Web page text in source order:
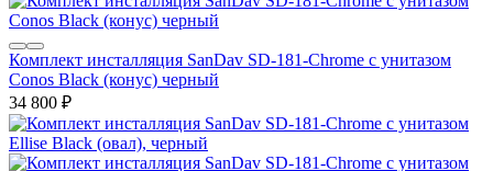
Комплект инсталляция SanDav SD-181-Chrome с унитазом
Conos Black (конус) черный
34 800 ₽